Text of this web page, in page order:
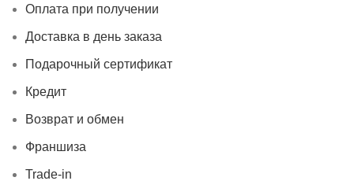
Оплата при получении
Доставка в день заказа
Подарочный сертификат
Кредит
Возврат и обмен
Франшиза
Trade-in